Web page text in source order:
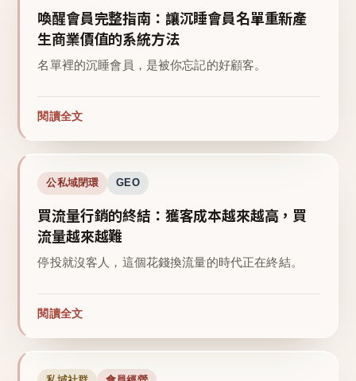
喚醒會員完整指南：讓沉睡會員名單重新產
生商業價值的系統方法
名單裡的沉睡會員，是被你忘記的好顧客。
閱讀全文
公私域閉環 GEO
買流量行銷的終結：獲客成本越來越高，買
流量越來越難
停投就沒客人，這個花錢換流量的時代正在終結。
閱讀全文